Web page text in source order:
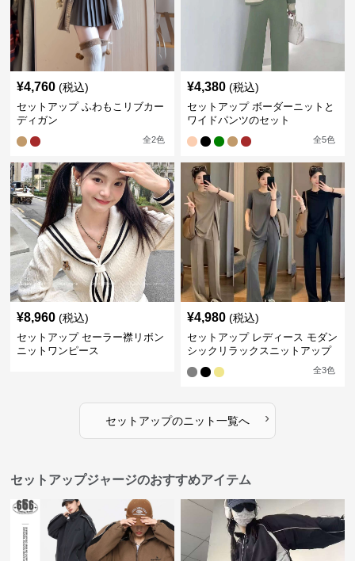
¥4,760 (税込)
セットアップ ふわもこリブカー
ディガン
全2色
¥4,380 (税込)
セットアップ ボーダーニットと
ワイドパンツのセット
全5色
¥8,960 (税込)
セットアップ セーラー襟リボン
ニットワンピース
¥4,980 (税込)
セットアップ レディース モダン
シックリラックスニットアップ
全3色
セットアップのニット一覧へ ›
セットアップジャージのおすすめアイテム